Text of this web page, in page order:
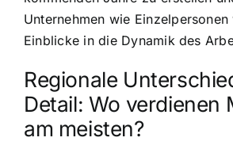
Unternehmen wie
Einblicke in die Dynamik des
Regionale
Detail: Wo verdienen
am meisten?